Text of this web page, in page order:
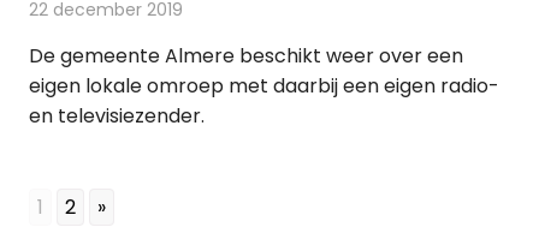
22 december 2019
De gemeente Almere beschikt weer over een
eigen lokale omroep met daarbij een eigen radio-
en televisiezender.
1 2 »